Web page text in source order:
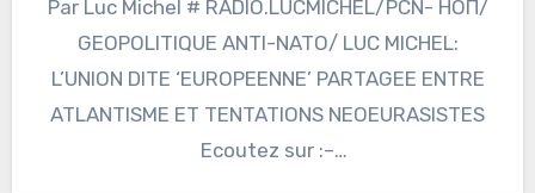
Par Luc Michel # RADIO.LUCMICHEL/PCN- НОП/
GEOPOLITIQUE ANTI-NATO/ LUC MICHEL:
L’UNION DITE ‘EUROPEENNE’ PARTAGEE ENTRE
ATLANTISME ET TENTATIONS NEOEURASISTES
Ecoutez sur :–